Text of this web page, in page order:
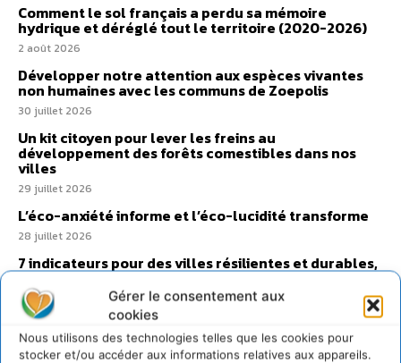
Gérer le consentement aux
cookies
Nous utilisons des technologies telles que les cookies pour
stocker et/ou accéder aux informations relatives aux appareils.
Comment le sol français a perdu sa mémoire
hydrique et déréglé tout le territoire (2020-2026)
2 août 2026
Développer notre attention aux espèces vivantes
non humaines avec les communs de Zoepolis
30 juillet 2026
Un kit citoyen pour lever les freins au
développement des forêts comestibles dans nos
villes
29 juillet 2026
L’éco-anxiété informe et l’éco-lucidité transforme
28 juillet 2026
7 indicateurs pour des villes résilientes et durables,
adaptées au changement climatique
27 juillet 2026